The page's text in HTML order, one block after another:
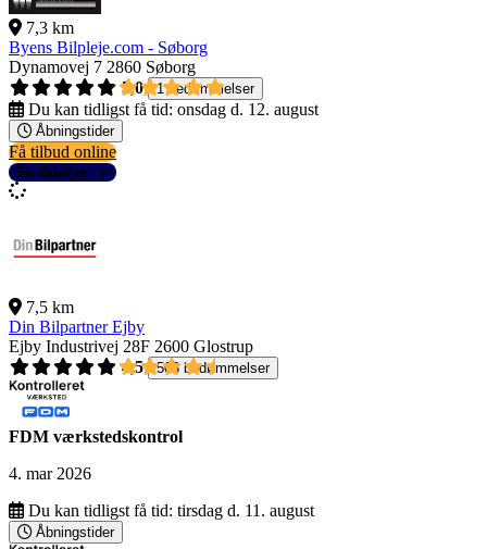
7,3 km
Byens Bilpleje.com - Søborg
Dynamovej 7 2860 Søborg
5,0
1 bedømmelser
Du kan tidligst få tid: onsdag d. 12. august
Åbningstider
Få tilbud online
Se detaljer
7,5 km
Din Bilpartner Ejby
Ejby Industrivej 28F 2600 Glostrup
4,5
503 bedømmelser
FDM værkstedskontrol
4. mar 2026
Du kan tidligst få tid: tirsdag d. 11. august
Åbningstider